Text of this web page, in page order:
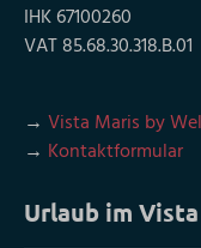
IHK 67100260
VAT 85.68.30.318.B.01
→ Vista Maris by
→ Kontaktformular
Urlaub im